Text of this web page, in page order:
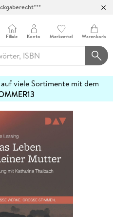
Filiale Konto Merkzettel Warenkorb
viele Sortimente mit dem